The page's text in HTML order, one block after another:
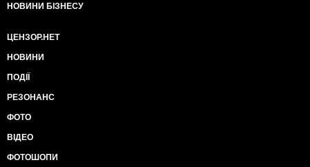
НОВИНИ БІЗНЕСУ
ЦЕНЗОР.НЕТ
НОВИНИ
ПОДІЇ
РЕЗОНАНС
ФОТО
ВІДЕО
ФОТОШОПИ